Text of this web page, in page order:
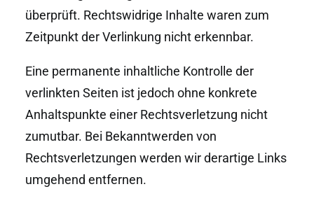
überprüft. Rechtswidrige Inhalte waren zum
Zeitpunkt der Verlinkung nicht erkennbar.
Eine permanente inhaltliche Kontrolle der
verlinkten Seiten ist jedoch ohne konkrete
Anhaltspunkte einer Rechtsverletzung nicht
zumutbar. Bei Bekanntwerden von
Rechtsverletzungen werden wir derartige Links
umgehend entfernen.